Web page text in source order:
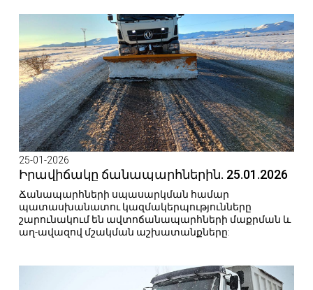
25-01-2026
Իրավիճակը ճանապարհներին. 25.01.2026
Ճանապարհների սպասարկման համար
պատասխանատու կազմակերպությունները
շարունակում են ավտոճանապարհների մաքրման և
աղ-ավազով մշակման աշխատանքները: